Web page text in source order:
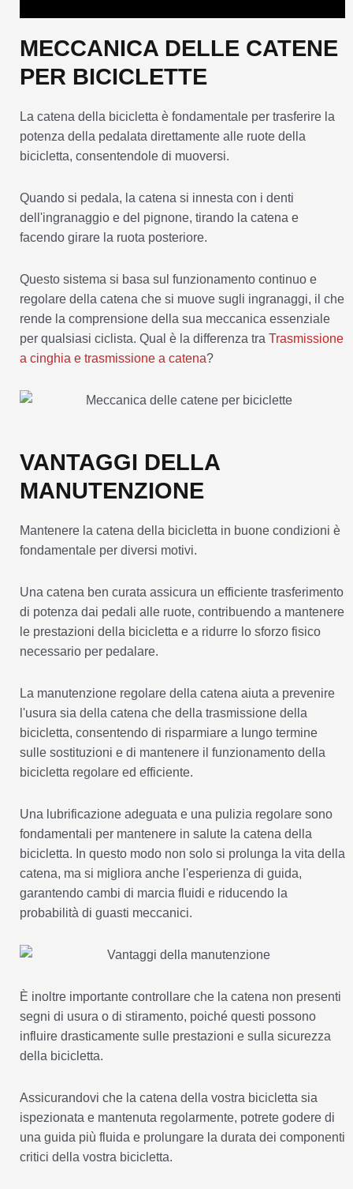
MECCANICA DELLE CATENE
PER BICICLETTE
La catena della bicicletta è fondamentale per trasferire la
potenza della pedalata direttamente alle ruote della
bicicletta, consentendole di muoversi.
Quando si pedala, la catena si innesta con i denti
dell'ingranaggio e del pignone, tirando la catena e
facendo girare la ruota posteriore.
Questo sistema si basa sul funzionamento continuo e
regolare della catena che si muove sugli ingranaggi, il che
rende la comprensione della sua meccanica essenziale
per qualsiasi ciclista. Qual è la differenza tra Trasmissione
a cinghia e trasmissione a catena?
VANTAGGI DELLA
MANUTENZIONE
Mantenere la catena della bicicletta in buone condizioni è
fondamentale per diversi motivi.
Una catena ben curata assicura un efficiente trasferimento
di potenza dai pedali alle ruote, contribuendo a mantenere
le prestazioni della bicicletta e a ridurre lo sforzo fisico
necessario per pedalare.
La manutenzione regolare della catena aiuta a prevenire
l'usura sia della catena che della trasmissione della
bicicletta, consentendo di risparmiare a lungo termine
sulle sostituzioni e di mantenere il funzionamento della
bicicletta regolare ed efficiente.
Una lubrificazione adeguata e una pulizia regolare sono
fondamentali per mantenere in salute la catena della
bicicletta. In questo modo non solo si prolunga la vita della
catena, ma si migliora anche l'esperienza di guida,
garantendo cambi di marcia fluidi e riducendo la
probabilità di guasti meccanici.
È inoltre importante controllare che la catena non presenti
segni di usura o di stiramento, poiché questi possono
influire drasticamente sulle prestazioni e sulla sicurezza
della bicicletta.
Assicurandovi che la catena della vostra bicicletta sia
ispezionata e mantenuta regolarmente, potrete godere di
una guida più fluida e prolungare la durata dei componenti
critici della vostra bicicletta.